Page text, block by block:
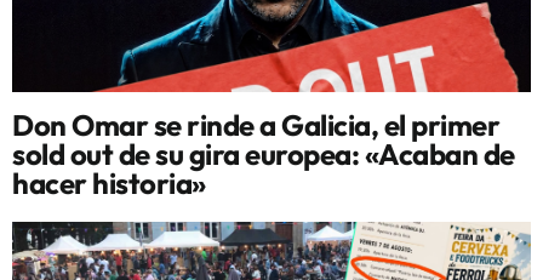
Don Omar se rinde a Galicia, el primer
sold out de su gira europea: «Acaban de
hacer historia»